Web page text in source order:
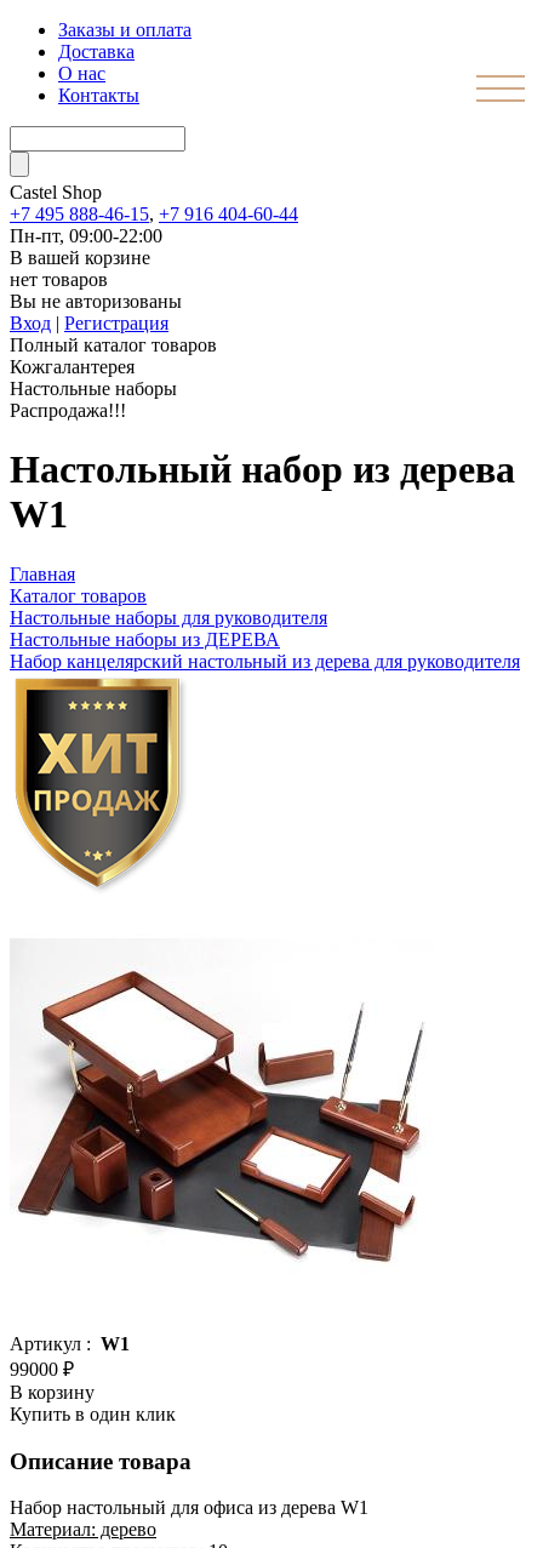
Заказы и оплата
Доставка
О нас
Контакты
Castel Shop
+7 495 888-46-15, +7 916 404-60-44
Пн-пт, 09:00-22:00
В вашей корзине
нет товаров
Вы не авторизованы
Вход | Регистрация
Полный каталог товаров
Кожгалантерея
Настольные наборы
Распродажа!!!
Настольный набор из дерева
W1
Главная
Каталог товаров
Настольные наборы для руководителя
Настольные наборы из ДЕРЕВА
Набор канцелярский настольный из дерева для руководителя
Артикул : W1
99000 ₽
В корзину
Купить в один клик
Описание товара
Набор настольный для офиса из дерева W1
Материал: дерево